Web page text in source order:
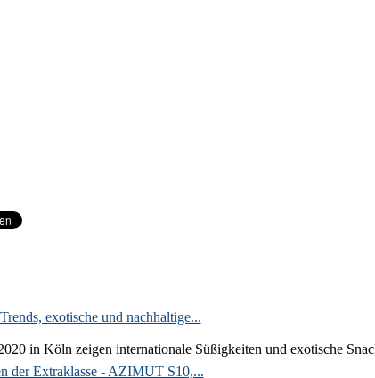
exotische und nachhaltige...
in Köln zeigen internationale Süßigkeiten und exotische
der Extraklasse - AZIMUT S10,...